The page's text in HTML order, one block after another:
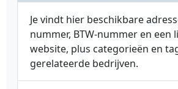
Je vindt hier beschikbare
nummer, BTW-nummer en een
website, plus categorieën en
gerelateerde bedrijven.